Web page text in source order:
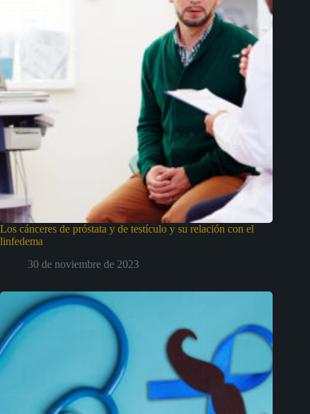
Los cánceres de próstata y de testículo y su relación con el
linfedema
30 de noviembre de 2023